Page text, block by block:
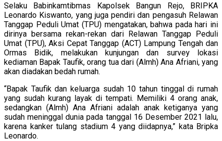
Selaku Babinkamtibmas Kapolsek Bangun Rejo, BRIPKA
Leonardo Kiswanto, yang juga pendiri dan pengasuh Relawan
Tanggap Peduli Umat (TPU) mengatakan, bahwa pada hari ini
dirinya bersama rekan-rekan dari Relawan Tanggap Peduli
Umat (TPU), Aksi Cepat Tanggap (ACT) Lampung Tengah dan
Ormas Bidik, melakukan kunjungan dan survey lokasi
kediaman Bapak Taufik, orang tua dari (Almh) Ana Afriani, yang
akan diadakan bedah rumah.
“Bapak Taufik dan keluarga sudah 10 tahun tinggal di rumah
yang sudah kurang layak di tempati. Memiliki 4 orang anak,
sedangkan (Almh) Ana Afriani adalah anak ketiganya yang
sudah meninggal dunia pada tanggal 16 Desember 2021 lalu,
karena kanker tulang stadium 4 yang diidapnya,” kata Bripka
Leonardo.